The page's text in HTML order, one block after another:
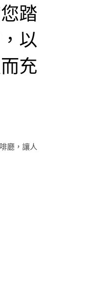
踏
以
充
廳，讓人